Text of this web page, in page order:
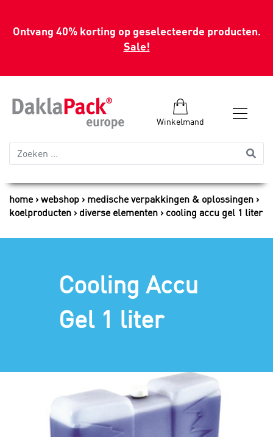
Ontvang 40% korting op geselecteerde producten.
Sale!
Winkelmand
home webshop
medische verpakkingen & oplossingen
koelproducten
diverse elementen cooling accu gel 1 liter
Cooling Accu
Gel 1 liter